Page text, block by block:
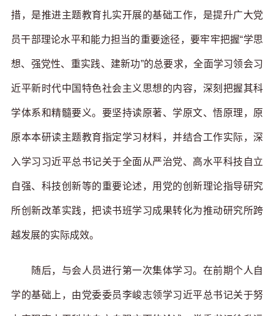
措，是推进主题教育扎实开展的基础工作，是提升广大党
员干部理论水平和能力担当的重要途径，要牢牢把握“学思
想、强党性、重实践、建新功”的总要求，全面学习领会习
近平新时代中国特色社会主义思想的内容，深刻把握其科
学体系和精髓要义。要坚持读原著、学原文、悟原理，原
原本本研读主题教育指定学习材料，并结合工作实际，深
入学习习近平总书记关于全面从严治党、高水平科技自立
自强、科技创新等的重要论述，用党的创新理论指导研究
所创新改革实践，把读书班学习成果转化为推动研究所跨
越发展的实际成效。
随后，与会人员进行第一次集体学习。在前期个人自
学的基础上，由党委委员李峻志领学习近平总书记关于努